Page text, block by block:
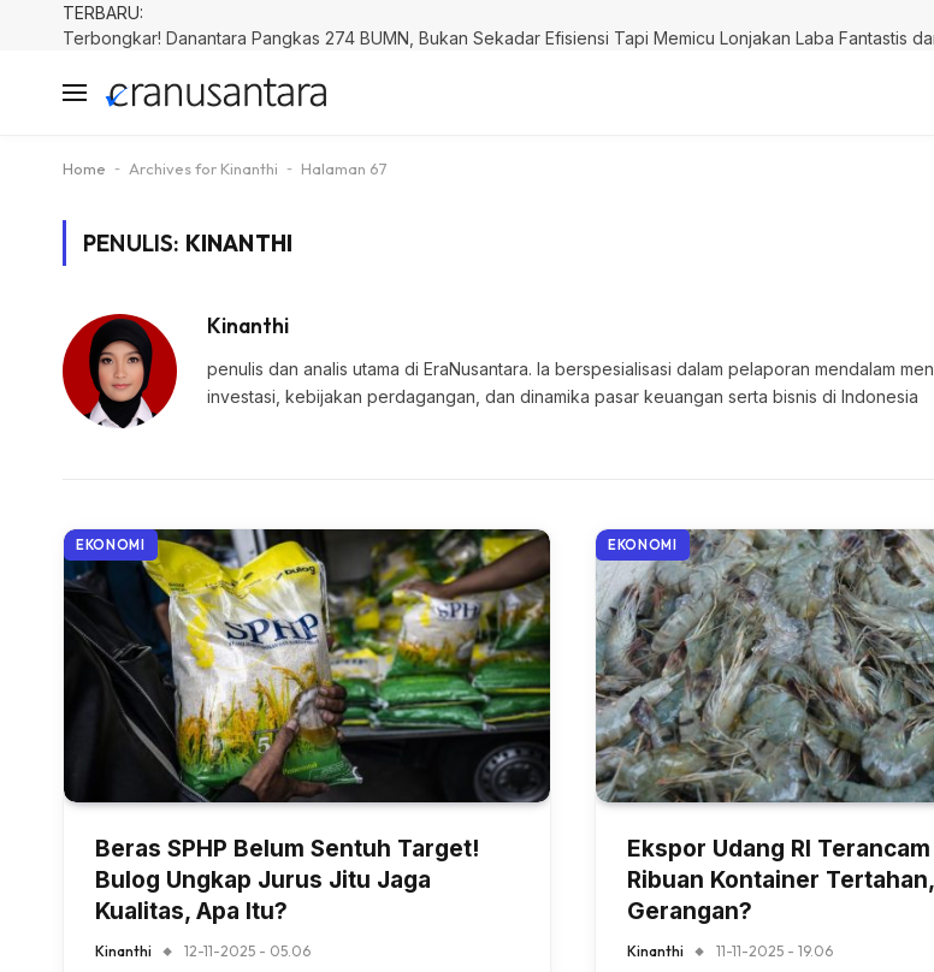
TERBARU:
Home - Archives for Kinanthi - Halaman 67
PENULIS: KINANTHI
Kinanthi
penulis dan analis utama di EraNusantara. Ia berspesialisasi dalam pelaporan mendalam
investasi, kebijakan perdagangan, dan dinamika pasar keuangan serta bisnis di Indonesia
EKONOMI
Beras SPHP Belum Sentuh Target!
Bulog Ungkap Jurus Jitu Jaga
Kualitas, Apa Itu?
Kinanthi 12-11-2025 - 05.06
EKONOMI
Ekspor Udang RI
Ribuan Kontainer
Gerangan?
Kinanthi 11-11-2025 - 19.06